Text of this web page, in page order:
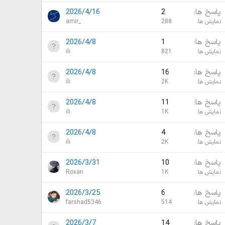
پاسخ ها 2
نمایش ها 288
2026/4/16
amir_
پاسخ ها 1
نمایش ها 821
2026/4/8
ili
پاسخ ها 16
نمایش ها 2K
2026/4/8
ili
پاسخ ها 11
نمایش ها 1K
2026/4/8
ili
پاسخ ها 4
نمایش ها 2K
2026/4/8
ili
پاسخ ها 10
نمایش ها 1K
2026/3/31
Roxan
پاسخ ها 6
نمایش ها 514
2026/3/25
farshad5346